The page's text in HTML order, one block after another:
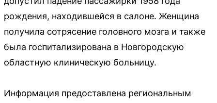
рождения, находившейся в салоне. Женщина
получила сотрясение головного мозга и также
была госпитализирована в Новгородскую
областную клиническую больницу.
Информация предоставлена региональным